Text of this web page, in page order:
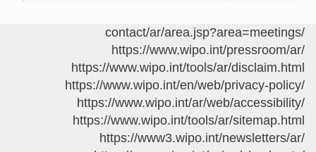
/contact/ar/area.jsp?area=meetings
https://www.wipo.int/pressroom/ar/
https://www.wipo.int/tools/ar/disclaim.html
https://www.wipo.int/en/web/privacy-policy/
https://www.wipo.int/ar/web/accessibility/
https://www.wipo.int/tools/ar/sitemap.html
https://www3.wipo.int/newsletters/ar/